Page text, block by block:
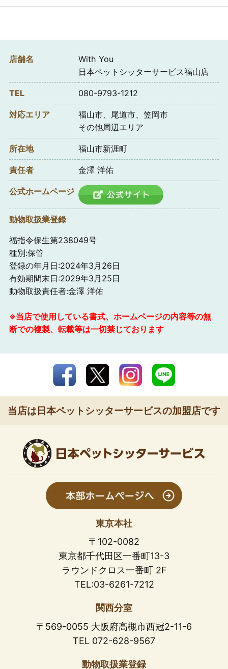
店舗名
With You
日本ペットシッターサービス福山店
TEL 080-9793-1212
対応エリア
福山市、尾道市、笠岡市
その他周辺エリア
所在地 福山市新涯町
責任者 金澤 洋佑
公式ホームページ
動物取扱業登録
福指令保生第238049号
種別:保管
登録の年月日:2024年3月26日
有効期間末日:2029年3月25日
動物取扱責任者:金澤 洋佑
※当店で使用している書式、ホームページの内容等の無
断での複製、転載等は一切禁じております
当店は日本ペットシッターサービスの加盟店です
東京本社
〒102-0082
東京都千代田区一番町13-3
ラウンドクロス一番町 2F
TEL:03-6261-7212
関西分室
〒569-0055 大阪府高槻市西冠2-11-6
TEL 072-628-9567
動物取扱業登録